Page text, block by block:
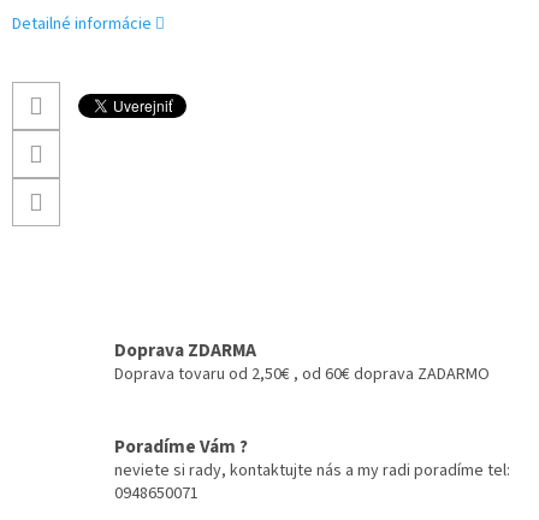
Detailné informácie
Doprava ZDARMA
Doprava tovaru od 2,50€ , od 60€ doprava ZADARMO
Poradíme Vám ?
neviete si rady, kontaktujte nás a my radi poradíme tel:
0948650071